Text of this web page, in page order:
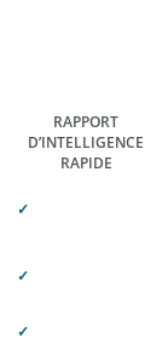
RAPPORT
D’INTELLIGENCE
RAPIDE
✓
✓
✓